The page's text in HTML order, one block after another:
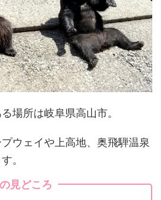
場所は岐阜県高山市。
ウェイや上高地、奥飛騨温泉
。
見どころ